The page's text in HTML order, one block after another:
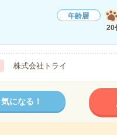
年齢層
20
株式会社トライ
気になる！